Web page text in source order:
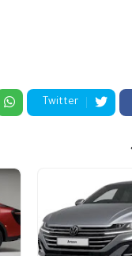
Twitter